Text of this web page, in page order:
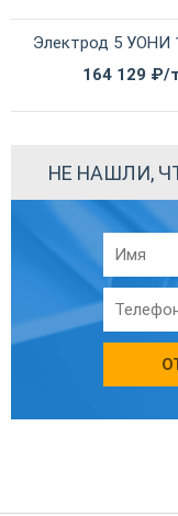
Электрод 5 УОНИ
164 129 ₽/
НЕ НАШЛИ,